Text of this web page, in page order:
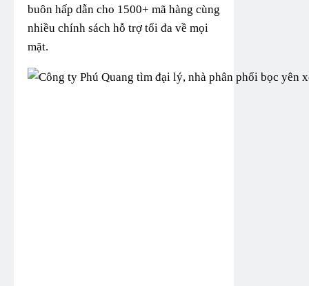
buôn hấp dẫn cho 1500+ mã hàng cùng
nhiều chính sách hỗ trợ tối đa về mọi
mặt.